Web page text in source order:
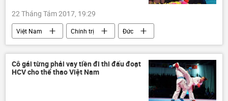
22 Tháng Tám 2017, 19:29
Việt Nam Chính trị
Đức
Trịnh Xuân Thanh
Bộ Ngoại giao Việt Nam
Bộ Ngoại giao Đức
tham nhũng
Vụ Trịnh Xuân Thanh: Căng thẳng quan hệ Việt - Đức
Cô gái từng phải vay tiền đi thi đấu đoạt
HCV cho thể thao Việt Nam